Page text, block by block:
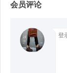
d
会员评论